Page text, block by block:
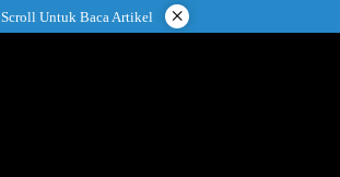
Scroll Untuk Baca Artikel ×